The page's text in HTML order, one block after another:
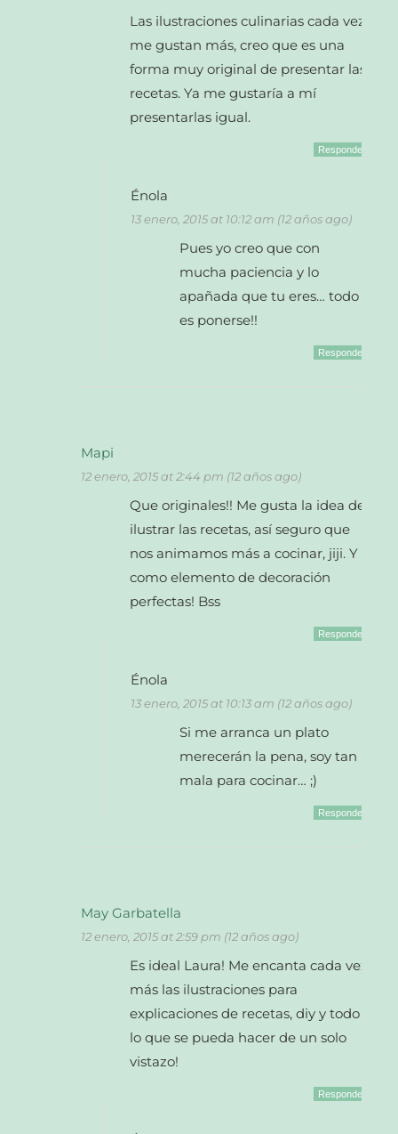
Las ilustraciones culinarias cada vez
me gustan más, creo que es una
forma muy original de presentar las
recetas. Ya me gustaría a mí
presentarlas igual.
Responder
Énola
13 enero, 2015 at 10:12 am (12 años ago)
Pues yo creo que con
mucha paciencia y lo
apañada que tu eres… todo
es ponerse!!
Responder
Mapi
12 enero, 2015 at 2:44 pm (12 años ago)
Que originales!! Me gusta la idea de
ilustrar las recetas, así seguro que
nos animamos más a cocinar, jiji. Y
como elemento de decoración
perfectas! Bss
Responder
Énola
13 enero, 2015 at 10:13 am (12 años ago)
Si me arranca un plato
merecerán la pena, soy tan
mala para cocinar… ;)
Responder
May Garbatella
12 enero, 2015 at 2:59 pm (12 años ago)
Es ideal Laura! Me encanta cada vez
más las ilustraciones para
explicaciones de recetas, diy y todo
lo que se pueda hacer de un solo
vistazo!
Responder